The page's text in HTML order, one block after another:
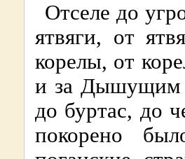
Отселе до
ятвяги, от
корелы, от
и за Дышущим
до буртас, до
покорено